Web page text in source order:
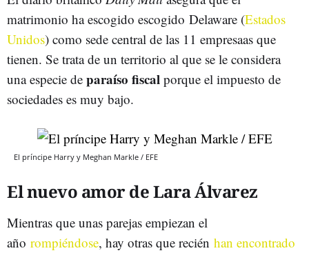
matrimonio ha escogido escogido Delaware (Estados
Unidos) como sede central de las 11 empresaas que
tienen. Se trata de un territorio al que se le considera
una especie de paraíso fiscal porque el impuesto de
sociedades es muy bajo.
El príncipe Harry y Meghan Markle / EFE
El nuevo amor de Lara Álvarez
Mientras que unas parejas empiezan el
año rompiéndose, hay otras que recién han encontrado